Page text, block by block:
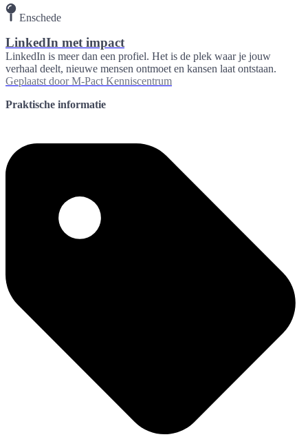
Enschede
LinkedIn met impact
LinkedIn is meer dan een profiel. Het is de plek waar je jouw
verhaal deelt, nieuwe mensen ontmoet en kansen laat ontstaan.
Geplaatst door M-Pact Kenniscentrum
Praktische informatie